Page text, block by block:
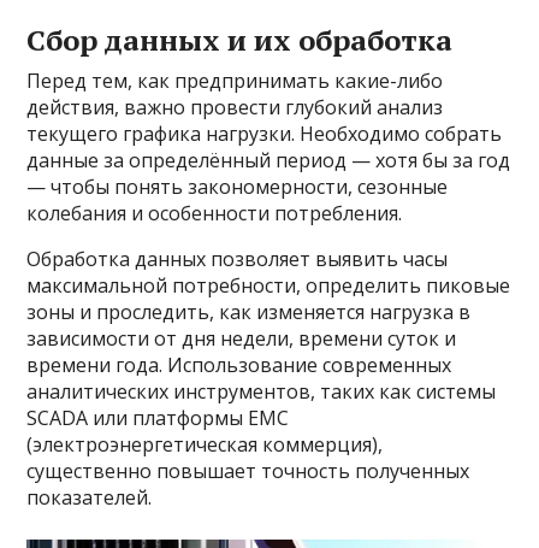
Сбор данных и их обработка
Перед тем, как предпринимать какие-либо
действия, важно провести глубокий анализ
текущего графика нагрузки. Необходимо собрать
данные за определённый период — хотя бы за год
— чтобы понять закономерности, сезонные
колебания и особенности потребления.
Обработка данных позволяет выявить часы
максимальной потребности, определить пиковые
зоны и проследить, как изменяется нагрузка в
зависимости от дня недели, времени суток и
времени года. Использование современных
аналитических инструментов, таких как системы
SCADA или платформы ЕМС
(электроэнергетическая коммерция),
существенно повышает точность полученных
показателей.